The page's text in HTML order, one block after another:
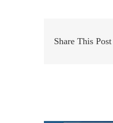
Share This